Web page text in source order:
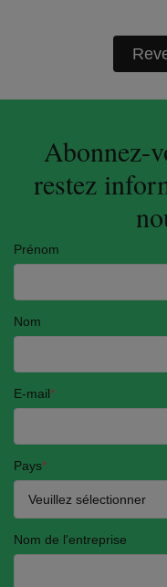
Abonnez-
restez
Prénom
Nom
E-mail*
Pays*
Nom de l'entreprise